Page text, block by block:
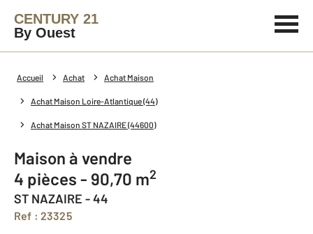
CENTURY 21
By Ouest
Accueil Achat Achat Maison
Achat Maison Loire-Atlantique (44)
Achat Maison ST NAZAIRE (44600)
Maison à vendre
4 pièces - 90,70 m2
ST NAZAIRE - 44
Ref : 23325